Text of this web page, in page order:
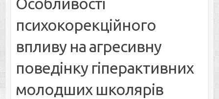
Особливості
психокорекційного
впливу на агресивну
поведінку гіперактивних
молодших школярів